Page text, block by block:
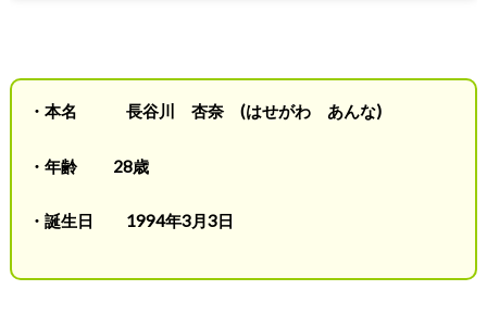
・本名 長谷川 杏奈 (はせがわ あんな)
・年齢 28歳
・誕生日 1994年3月3日